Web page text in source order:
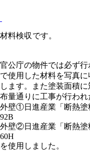
材料検収です。
官公庁の物件では必ず
で使用した材料を写真
します。また塗装面積
布量通りに工事が行われ
外壁①日進産業「断熱
92B
外壁②日進産業「断熱
60H
を使用しました。